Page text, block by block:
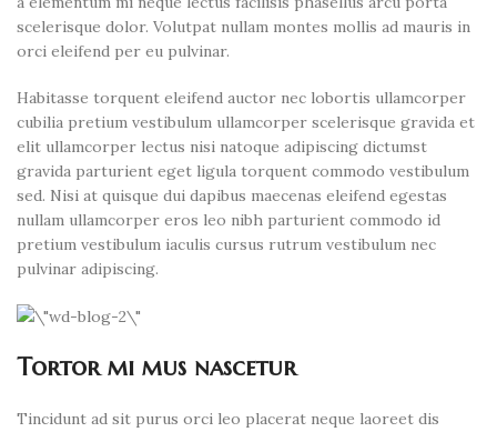
scelerisque dolor. Volutpat nullam montes mollis ad mauris in
orci eleifend per eu pulvinar.
Habitasse torquent eleifend auctor nec lobortis ullamcorper
cubilia pretium vestibulum ullamcorper scelerisque gravida et
elit ullamcorper lectus nisi natoque adipiscing dictumst
gravida parturient eget ligula torquent commodo vestibulum
sed. Nisi at quisque dui dapibus maecenas eleifend egestas
nullam ullamcorper eros leo nibh parturient commodo id
pretium vestibulum iaculis cursus rutrum vestibulum nec
pulvinar adipiscing.
Tortor mi mus nascetur
Tincidunt ad sit purus orci leo placerat neque laoreet dis